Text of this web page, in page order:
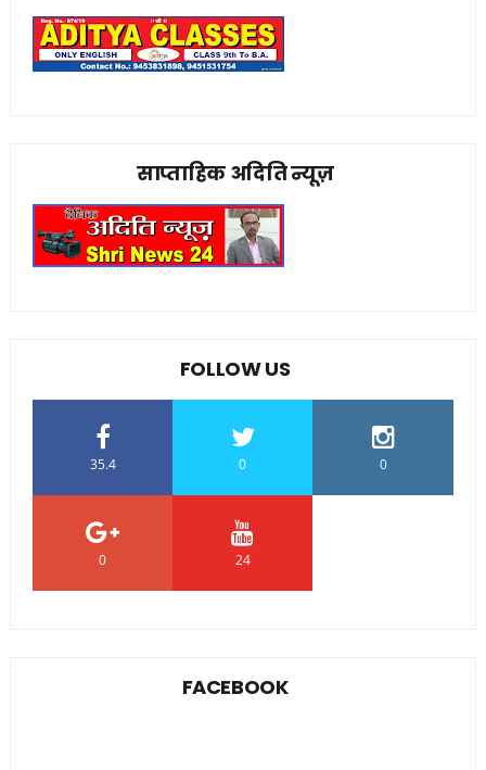
साप्ताहिक अदिति न्यूज़
FOLLOW US
35.4 0 0
0 24
FACEBOOK